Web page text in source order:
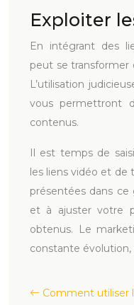
Exploiter
En intégrant des
peut se transformer
L’utilisation
vous permettront
contenus.
Il est temps de
les liens vidéo et de
présentées dans ce
et à ajuster votre
obtenus. Le
constante évolution,
Comment utiliser